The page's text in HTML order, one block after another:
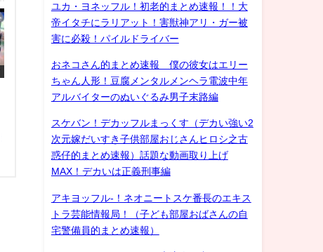
ユカ・ヨネッフル！初老的まとめ速報！！大
帝イタチにラリアット！害獣神アリ・ガー被
害に必殺！パイルドライバー
おネコさん的まとめ速報 僕の彼女はエリー
ちゃん人形！豆腐メンタルメンヘラ電波中年
アルバイターのぬいぐるみ男子末路編
スケバン！デカッフルまっくす（デカい強い2
次元嫁だいすき子供部屋おじさんヒロシ之古
惑仔的まとめ速報）話題な動画取り上げ
MAX！デカいは正義刑事編
アキヨッフル-！ネオニートスケ番長のエキス
トラ芸能情報局！（子ども部屋おばさんの自
宅警備員的まとめ速報）